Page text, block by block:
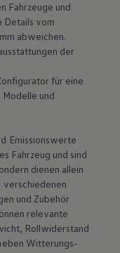
Fahrzeuge und
Details vom
abweichen.
der
für eine
und
Emissionswerte
Fahrzeug und sind
dienen allein
verschiedenen
und Zubehör
relevante
Rollwiderstand
Witterungs-